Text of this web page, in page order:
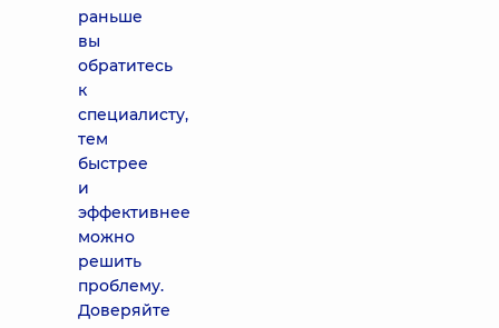
раньше
вы
обратитесь
к
специалисту,
тем
быстрее
и
эффективнее
можно
решить
проблему.
Доверяйте